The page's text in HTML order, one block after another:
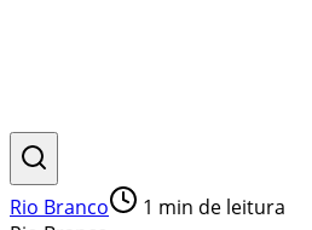
Rio Branco 1 min de leitura